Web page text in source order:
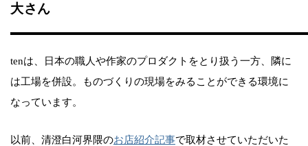
大さん
tenは、日本の職人や作家のプロダクトをとり扱う一方、隣に
は工場を併設。ものづくりの現場をみることができる環境に
なっています。
以前、清澄白河界隈のお店紹介記事で取材させていただいた